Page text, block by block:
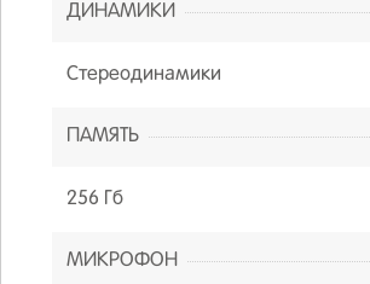
ДИНАМИКИ
Стереодинамики
ПАМЯТЬ
256 Гб
МИКРОФОН